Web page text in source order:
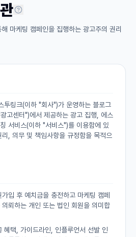
마케팅 캠페인을 집행하는 광고주의 권리
투링크(이하 "회사")가 운영하는 블로그
고센터")에서 제공하는 광고 집행, 에스
서비스(이하 "서비스")를 이용함에 있
, 의무 및 책임사항을 규정함을 목적으
입 후 예치금을 충전하고 마케팅 캠페
뢰하는 개인 또는 법인 회원을 의미합
혜택, 가이드라인, 인플루언서 선발 인